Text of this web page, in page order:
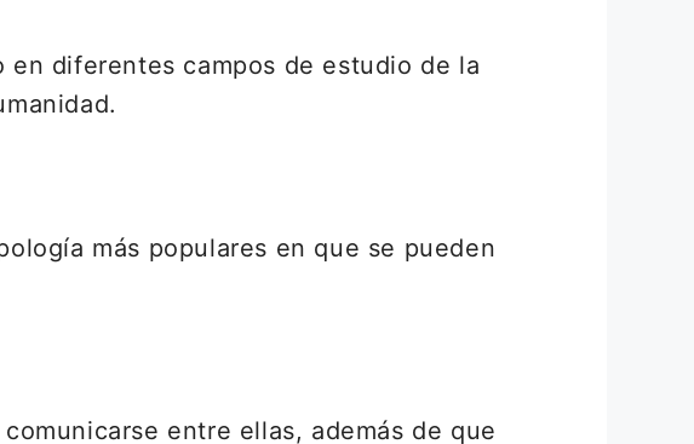
en diferentes campos de estudio de la
más populares en que se pueden
entre ellas, además de que